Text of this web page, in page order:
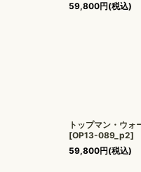
59,800円(税込)
トップマン・ウォ
[OP13-089_p2]
59,800円(税込)